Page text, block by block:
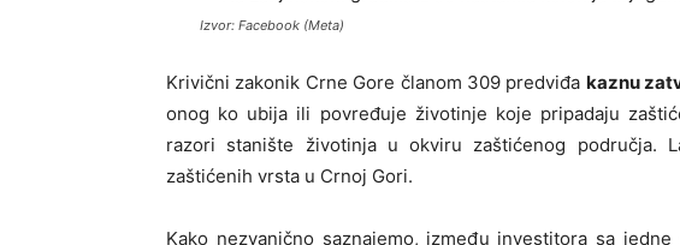
Izvor: Facebook (Meta)
Krivični zakonik Crne Gore članom 309 predviđa kaznu
onog ko ubija ili povređuje životinje koje pripadaju
razori stanište životinja u okviru zaštićenog područja.
zaštićenih vrsta u Crnoj Gori.
Kako nezvanično saznajemo, između investitora sa